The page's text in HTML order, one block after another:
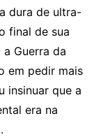
dura de ultra-
final de sua
Guerra da
em pedir mais
insinuar que a
era na